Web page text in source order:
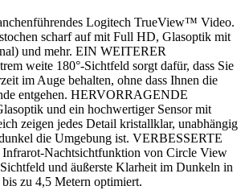
Logitech TrueView™ Video.
scharf auf mit Full HD, Glasoptik mit
und mehr. EIN WEITERER
weite 180°-Sichtfeld sorgt dafür, dass Sie
im Auge behalten, ohne dass Ihnen die
entgehen. HERVORRAGENDE
und ein hochwertiger Sensor mit
zeigen jedes Detail kristallklar, unabhängig
die Umgebung ist. VERBESSERTE
Nachtsichtfunktion von Circle View
und äußerste Klarheit im Dunkeln in
zu 4,5 Metern optimiert.